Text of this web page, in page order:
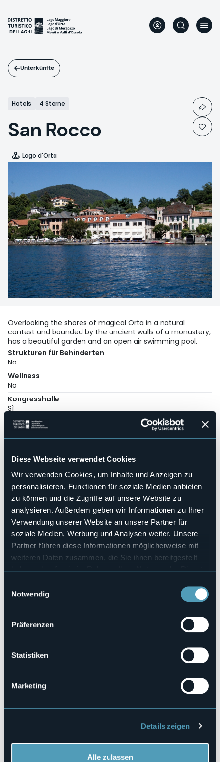
Diese Webseite verwendet Cookies
Wir verwenden Cookies, um Inhalte und Anzeigen zu
personalisieren, Funktionen für soziale Medien anbieten
zu können und die Zugriffe auf unsere Website zu
analysieren. Außerdem geben wir Informationen zu Ihrer
Verwendung unserer Website an unsere Partner für
soziale Medien, Werbung und Analysen weiter. Unsere
Partner führen diese Informationen möglicherweise mit
weiteren Daten zusammen, die Sie ihnen bereitgestellt
haben oder die sie im Rahmen Ihrer Nutzung der Dienste
Notwendig
Präferenzen
Statistiken
Marketing
Details zeigen
Alle zulassen
Inhalt
Unterkünfte
Hotels 4 Sterne
San Rocco
Lago d'Orta
Overlooking the shores of magical Orta in a natural
contest and bounded by the ancient walls of a monastery,
has a beautiful garden and an open air swimming pool.
Strukturen für Behinderten
No
Wellness
No
Kongresshalle
Sì
Hallenbad
Sì
75
Anzahl der Betten
171
E-mail
info@hotelsanrocco.it
Webseite
http://www.hotelsanrocco.it
Telefon
0322 911977
003112-ALB-00006
Via Gippini, 11